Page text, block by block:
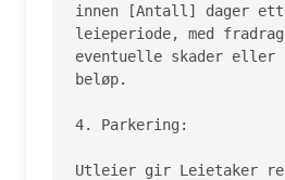
innen [Antall] dager
leieperiode, med
eventuelle skader eller
beløp.
4. Parkering:
Utleier gir Leietaker